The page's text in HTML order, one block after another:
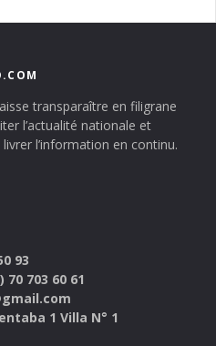
transparaître en filigrane
l’actualité nationale et
l’information en continu.
93
70 703 60 61
1 Villa N° 1